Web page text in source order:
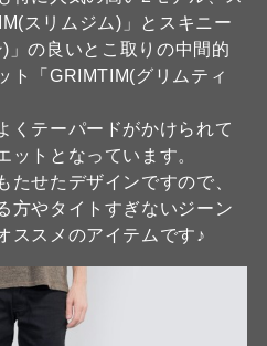
スリムジム)」とスキニー
」の良いとこ取りの中間的
ト「GRIMTIM(グリムティ
くテーパードがかけられて
ットとなっています。
たせたデザインですので、
方やタイトすぎないジーン
ススメのアイテムです♪